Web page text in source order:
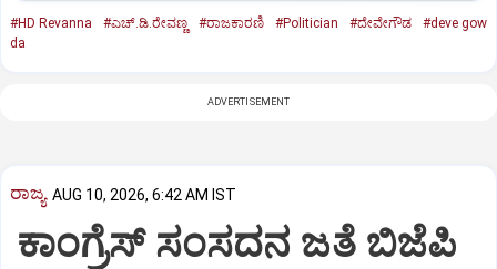
#HD Revanna #ಎಚ್‌.ಡಿ.ರೇವಣ್ಣ #ರಾಜಕಾರಣಿ #Politician #ದೇವೇಗೌಡ
#deve gow
da
ADVERTISEMENT
ರಾಜ್ಯ AUG 10, 2026, 6:42 AM IST
ಕಾಂಗ್ರೆಸ್‌ ಸಂಸದನ ಜತೆ ಬಿಜೆಪಿ